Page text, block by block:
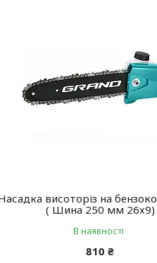
висоторіз на
( Шина 250 мм 26х9)
В наявності
810 ₴